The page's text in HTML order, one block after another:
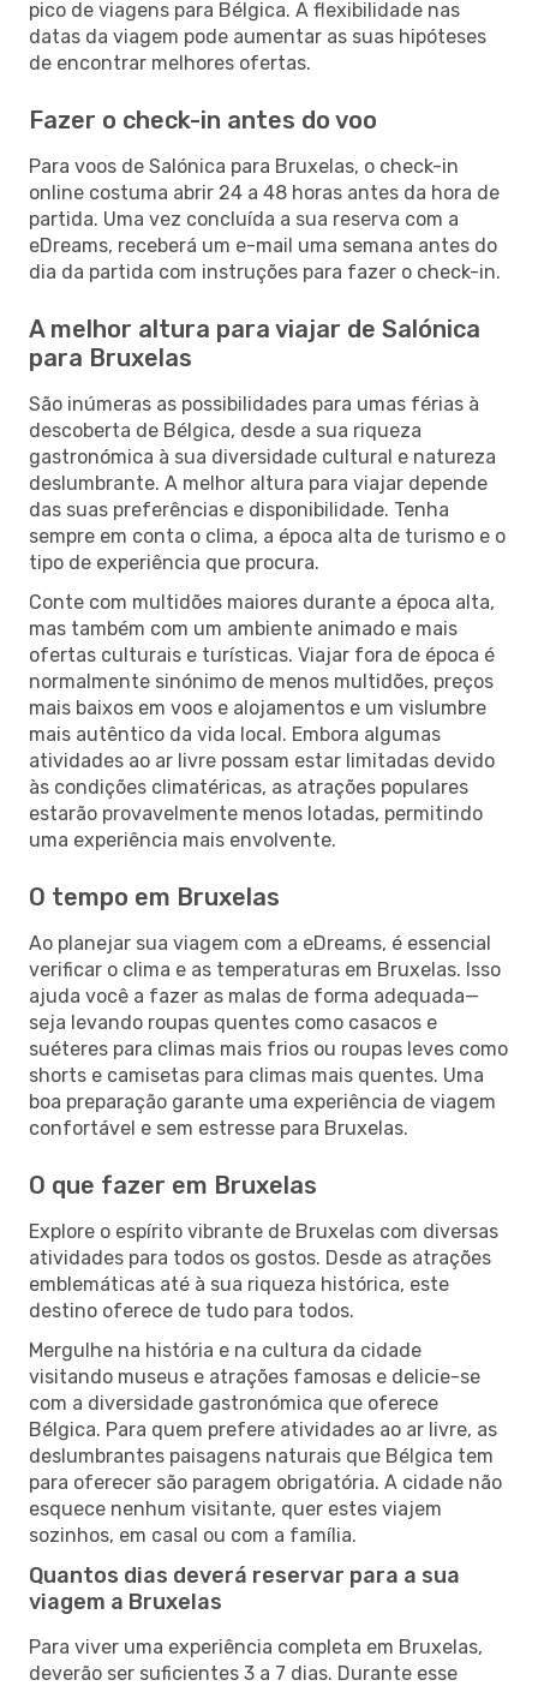
pico de viagens para Bélgica. A flexibilidade nas
datas da viagem pode aumentar as suas hipóteses
de encontrar melhores ofertas.
Fazer o check-in antes do voo
Para voos de Salónica para Bruxelas, o check-in
online costuma abrir 24 a 48 horas antes da hora de
partida. Uma vez concluída a sua reserva com a
eDreams, receberá um e-mail uma semana antes do
dia da partida com instruções para fazer o check-in.
A melhor altura para viajar de Salónica
para Bruxelas
São inúmeras as possibilidades para umas férias à
descoberta de Bélgica, desde a sua riqueza
gastronómica à sua diversidade cultural e natureza
deslumbrante. A melhor altura para viajar depende
das suas preferências e disponibilidade. Tenha
sempre em conta o clima, a época alta de turismo e o
tipo de experiência que procura.
Conte com multidões maiores durante a época alta,
mas também com um ambiente animado e mais
ofertas culturais e turísticas. Viajar fora de época é
normalmente sinónimo de menos multidões, preços
mais baixos em voos e alojamentos e um vislumbre
mais autêntico da vida local. Embora algumas
atividades ao ar livre possam estar limitadas devido
às condições climatéricas, as atrações populares
estarão provavelmente menos lotadas, permitindo
uma experiência mais envolvente.
O tempo em Bruxelas
Ao planejar sua viagem com a eDreams, é essencial
verificar o clima e as temperaturas em Bruxelas. Isso
ajuda você a fazer as malas de forma adequada—
seja levando roupas quentes como casacos e
suéteres para climas mais frios ou roupas leves como
shorts e camisetas para climas mais quentes. Uma
boa preparação garante uma experiência de viagem
confortável e sem estresse para Bruxelas.
O que fazer em Bruxelas
Explore o espírito vibrante de Bruxelas com diversas
atividades para todos os gostos. Desde as atrações
emblemáticas até à sua riqueza histórica, este
destino oferece de tudo para todos.
Mergulhe na história e na cultura da cidade
visitando museus e atrações famosas e delicie-se
com a diversidade gastronómica que oferece
Bélgica. Para quem prefere atividades ao ar livre, as
deslumbrantes paisagens naturais que Bélgica tem
para oferecer são paragem obrigatória. A cidade não
esquece nenhum visitante, quer estes viajem
sozinhos, em casal ou com a família.
Quantos dias deverá reservar para a sua
viagem a Bruxelas
Para viver uma experiência completa em Bruxelas,
deverão ser suficientes 3 a 7 dias. Durante esse